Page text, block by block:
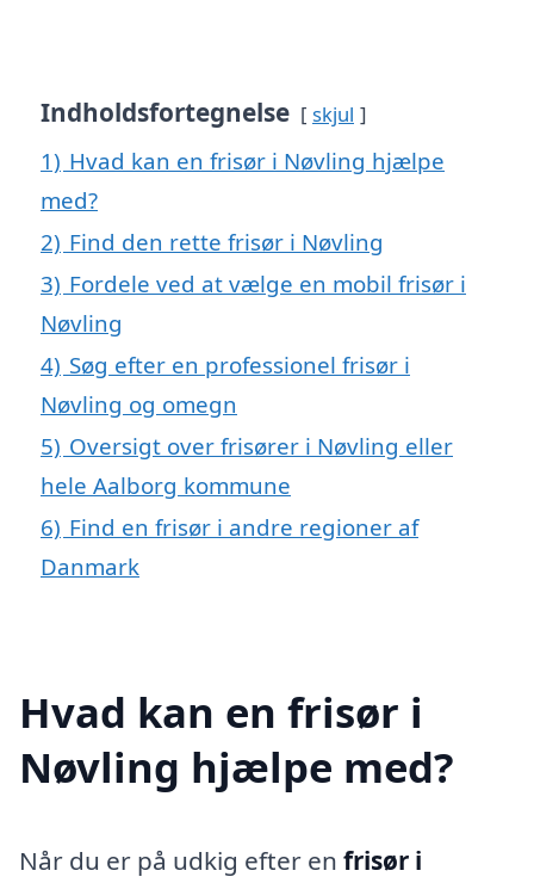
Indholdsfortegnelse skjul
1) Hvad kan en frisør i Nøvling hjælpe
med?
2) Find den rette frisør i Nøvling
3) Fordele ved at vælge en mobil frisør i
Nøvling
4) Søg efter en professionel frisør i
Nøvling og omegn
5) Oversigt over frisører i Nøvling eller
hele Aalborg kommune
6) Find en frisør i andre regioner af
Danmark
Hvad kan en frisør i
Nøvling hjælpe med?
Når du er på udkig efter en frisør i